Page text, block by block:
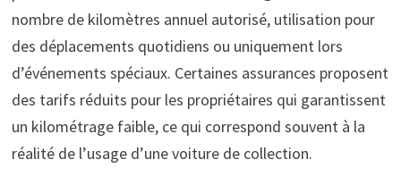
nombre de kilomètres annuel autorisé, utilisation pour
des déplacements quotidiens ou uniquement lors
d’événements spéciaux. Certaines assurances proposent
des tarifs réduits pour les propriétaires qui garantissent
un kilométrage faible, ce qui correspond souvent à la
réalité de l’usage d’une voiture de collection.